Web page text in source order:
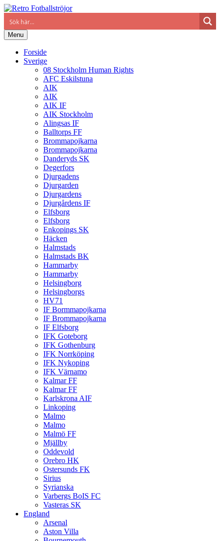
Menu
Forside
Sverige
08 Stockholm Human Rights
AFC Eskilstuna
AIK
AIK
AIK IF
AIK Stockholm
Alingsas IF
Balltorps FF
Brommapojkarna
Brommapojkarna
Danderyds SK
Degerfors
Djurgadens
Djurgarden
Djurgardens
Djurgårdens IF
Elfsborg
Elfsborg
Enkopings SK
Häcken
Halmstads
Halmstads BK
Hammarby
Hammarby
Helsingborg
Helsingborgs
HV71
IF Bormmapojkarna
IF Brommapojkarna
IF Elfsborg
IFK Goteborg
IFK Gothenburg
IFK Norrköping
IFK Nykoping
IFK Värnamo
Kalmar FF
Kalmar FF
Karlskrona AIF
Linkoping
Malmo
Malmo
Malmö FF
Mjällby
Oddevold
Orebro HK
Ostersunds FK
Sirius
Syrianska
Varbergs BoIS FC
Vasteras SK
England
Arsenal
Aston Villa